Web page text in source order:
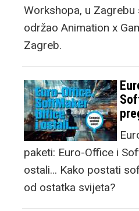
Workshopa, u Zagrebu
održao Animation x
Zagreb.
paketi: Euro-Office i
ostali... Kako postati
od ostatka svijeta?